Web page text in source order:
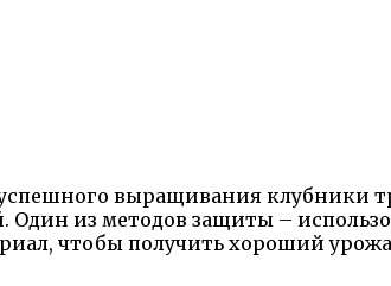
выращивания клубники
из методов защиты –
чтобы получить хороший